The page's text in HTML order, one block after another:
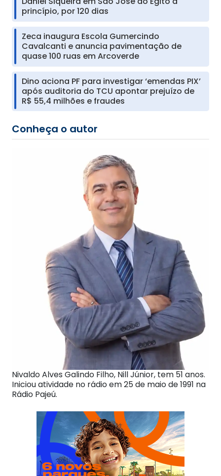
princípio, por 120 dias
Zeca inaugura Escola Gumercindo
Cavalcanti e anuncia pavimentação de
quase 100 ruas em Arcoverde
Dino aciona PF para investigar ‘emendas PIX’
após auditoria do TCU apontar prejuízo de
R$ 55,4 milhões e fraudes
Conheça o autor
Nivaldo Alves Galindo Filho, Nill Júnior, tem 51 anos.
Iniciou atividade no rádio em 25 de maio de 1991 na
Rádio Pajeú.